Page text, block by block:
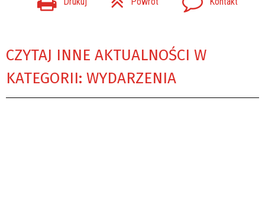
CZYTAJ INNE AKTUALNOŚCI W
KATEGORII: WYDARZENIA